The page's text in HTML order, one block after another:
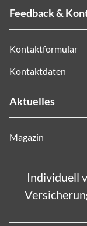
Feedback &
Kontaktformular
Kontaktdaten
Aktuelles
Magazin
Individuell